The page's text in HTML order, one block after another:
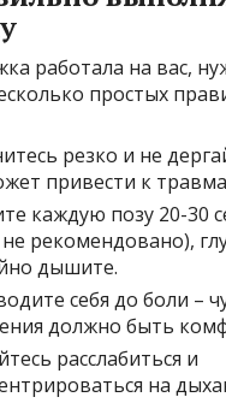
работала на вас,
простых
резко и не
привести к
каждую позу 20-30
рекомендовано),
дышите.
себя до боли –
должно быть
расслабиться и
на